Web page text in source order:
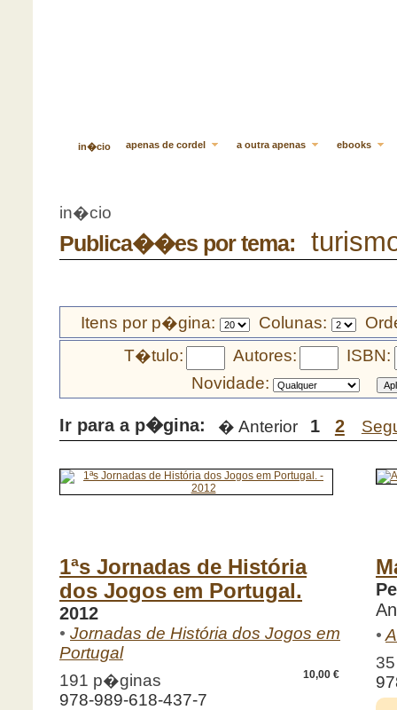
in�cio apenas de cordel a outra apenas ebooks
in�cio
Publica��es por tema:
Itens por p�gina: Colunas:
T�tulo:
Autores:
ISBN:
Novidade:
Ir para a p�gina: � Anterior 1 2
1ªs Jornadas de História
dos Jogos em Portugal.
2012
• Jornadas de História dos Jogos em
Portugal
10,00 €
191 p�ginas
978-989-618-437-7
•